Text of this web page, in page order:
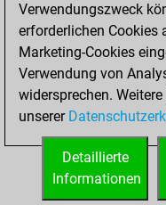
Erstickte Matts
Türme auf der
STARTSEITE
Verwendungszweck
erforderlichen Cookies
Marketing-Cookies
Verwendung von
widersprechen.
unserer
Detaillierte
Informationen